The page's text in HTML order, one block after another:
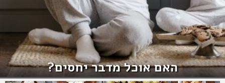
האם אוכל מדבר יחסים?